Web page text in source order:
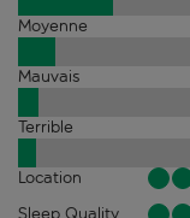
Moyenne
Mauvais
Terrible
Location
Sleep Quality